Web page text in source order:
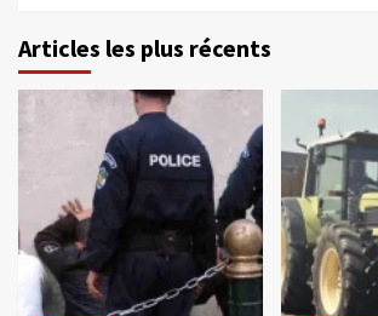
Articles les plus récents